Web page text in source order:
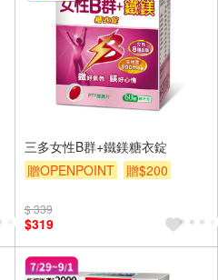
三多女性B群+鐵鎂糖衣錠
贈OPENPOINT
贈$200
$ 339
$319